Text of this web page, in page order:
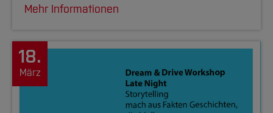
Mehr Informationen
18.
März